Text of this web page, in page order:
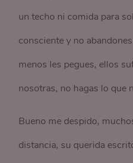
un techo ni comida para
consciente y no
menos les pegues, ellos
nosotras, no hagas lo que
Bueno me despido,
distancia, su querida